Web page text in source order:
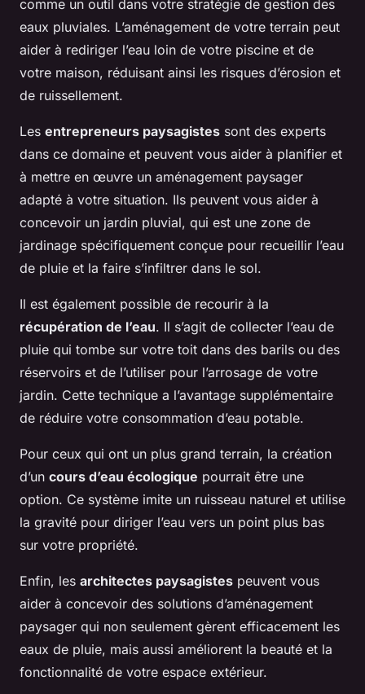
comme un outil dans votre stratégie de gestion des
eaux pluviales. L’aménagement de votre terrain peut
aider à rediriger l’eau loin de votre piscine et de
votre maison, réduisant ainsi les risques d’érosion et
de ruissellement.
Les entrepreneurs paysagistes sont des experts
dans ce domaine et peuvent vous aider à planifier et
à mettre en œuvre un aménagement paysager
adapté à votre situation. Ils peuvent vous aider à
concevoir un jardin pluvial, qui est une zone de
jardinage spécifiquement conçue pour recueillir l’eau
de pluie et la faire s’infiltrer dans le sol.
Il est également possible de recourir à la
récupération de l’eau. Il s’agit de collecter l’eau de
pluie qui tombe sur votre toit dans des barils ou des
réservoirs et de l’utiliser pour l’arrosage de votre
jardin. Cette technique a l’avantage supplémentaire
de réduire votre consommation d’eau potable.
Pour ceux qui ont un plus grand terrain, la création
d’un cours d’eau écologique pourrait être une
option. Ce système imite un ruisseau naturel et utilise
la gravité pour diriger l’eau vers un point plus bas
sur votre propriété.
Enfin, les architectes paysagistes peuvent vous
aider à concevoir des solutions d’aménagement
paysager qui non seulement gèrent efficacement les
eaux de pluie, mais aussi améliorent la beauté et la
fonctionnalité de votre espace extérieur.